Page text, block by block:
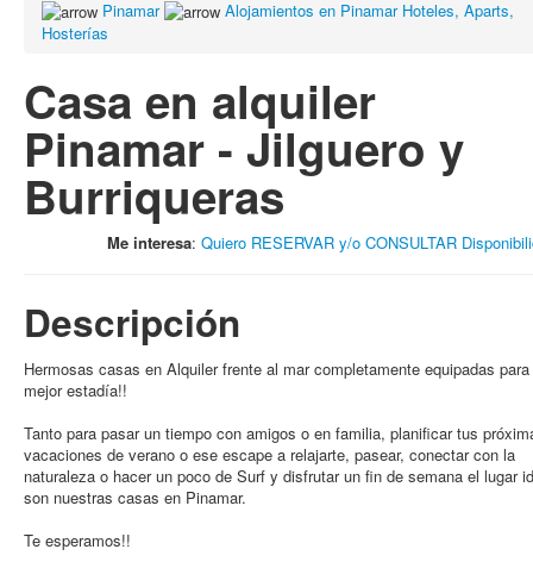
Pinamar
Alojamientos en Pinamar Hoteles, Aparts,
Hosterías
Casa en alquiler
Pinamar - Jilguero y
Burriqueras
Me interesa: Quiero RESERVAR y/o CONSULTAR
Descripción
Hermosas casas en Alquiler frente al mar completamente equipadas
mejor estadía!!
Tanto para pasar un tiempo con amigos o en familia, planificar tus
vacaciones de verano o ese escape a relajarte, pasear, conectar con la
naturaleza o hacer un poco de Surf y disfrutar un fin de semana el lugar
son nuestras casas en Pinamar.
Te esperamos!!